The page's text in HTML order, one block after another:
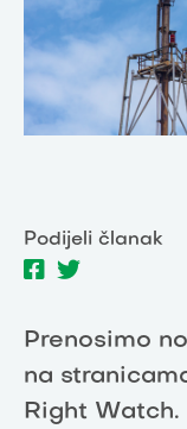
Podijeli članak
Prenosimo
na
Right Watch.